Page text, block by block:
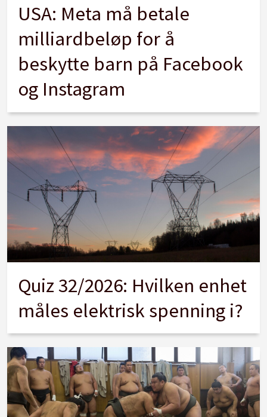
USA: Meta må betale
milliardbeløp for å
beskytte barn på Facebook
og Instagram
Quiz 32/2026: Hvilken enhet
måles elektrisk spenning i?